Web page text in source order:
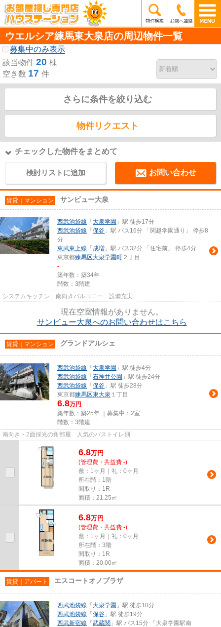
ウエルシア練馬東大泉店の周辺物件一覧
募集中のみ表示
該当物件 20 棟
空き数 17 件
さらに条件を絞り込む
物件リクエスト
チェックした物件をまとめて
検討リストに追加 お問い合わせ
賃貸｜マンション サンビュー大泉
西武池袋線 「 大泉学園 」駅 徒歩17分
西武池袋線 「 保谷 」駅 バス16分 「関越学園通り」 停歩8
分
東武東上線 「 成増 」駅 バス32分 「住宅前」 停歩4分
東京都練馬区大泉学園町 ２丁目
-
築年数：築34年
階数：3階建
システムキッチン 南向きバルコニー 設備充実
現在空室情報がありません。
サンビュー大泉へのお問い合わせはこちら
賃貸｜マンション グランドアルシェ
西武池袋線 「 大泉学園 」駅 徒歩4分
西武池袋線 「 石神井公園 」駅 徒歩24分
西武池袋線 「 保谷 」駅 徒歩28分
東京都練馬区東大泉 １丁目
6.8万円
築年数：築25年 ｜募集中： 2室
階数：3階建
南向き・2面採光の角部屋 人気のバストイレ別
6.8万円
(管理費・共益費 -)
敷：1ヶ月｜礼：0ヶ月
所在階：1階
間取り：1R
面積：21.25㎡
6.8万円
(管理費・共益費 -)
敷：1ヶ月｜礼：0ヶ月
所在階：3階
間取り：1R
面積：20.00㎡
賃貸｜アパート エスコートオノプラザ
西武池袋線 「 大泉学園 」駅 徒歩10分
西武池袋線 「 保谷 」駅 徒歩19分
西武新宿線 「 武蔵関 」駅 バス15分 「大泉学園駅南